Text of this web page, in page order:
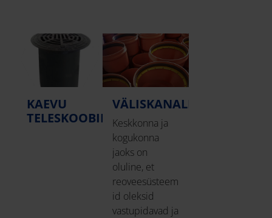
KAEVU
TELESKOOBID
VÄLISKANALISATSIOON
Keskkonna ja
kogukonna
jaoks on
oluline, et
reoveesüsteem
id oleksid
vastupidavad ja